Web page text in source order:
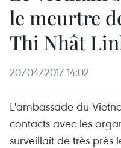
le meurtre
Thi Nhât
20/04/2017 14:02
L'ambassade du
contacts avec les
surveillait de très près